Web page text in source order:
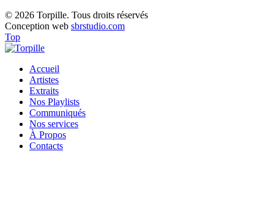
© 2026 Torpille. Tous droits réservés
Conception web sbrstudio.com
Top
Accueil
Artistes
Extraits
Nos Playlists
Communiqués
Nos services
À Propos
Contacts